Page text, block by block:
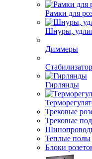
Рамки для
Шнуры,
Диммеры
Гирлянды
Трековые
Трековые
Теплые полы
Блоки